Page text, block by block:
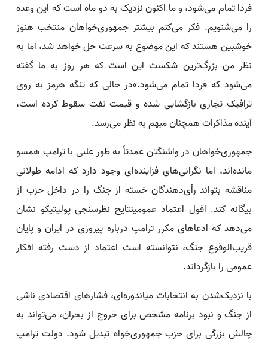
فردا تمام می‌شود، و ما اکنون نزدیک به دو ماه است که این وعده
را می‌شنویم. فکر می‌کنم بیشتر جمهوری‌خواهان منتخب هنوز
خوشبین هستند که این موضوع به سرعت حل خواهد شد، اما به
نظر من بزرگ‌ترین شکست این است که هر روز به ما گفته
می‌شود که فردا تمام می‌شود.»در حالی که تنگه هرمز به روی
ترافیک تجاری بازگشایی شده و قیمت نفت سقوط کرده است،
آینده مذاکرات همچنان مبهم به نظر می‌رسد.
جمهوری‌خواهان در واشنگتن عمدتاً به طور علنی با ترامپ همسو
مانده‌اند، اما نگرانی‌های فزاینده‌ای وجود دارد که ادامه طولانی
مناقشه بتواند رأی‌دهندگان خسته از جنگ را در داخل حزب از
بیگانه کند. افول اعتماد عمومینتایج نظرسنجی پولیتیکو نشان
می‌دهد که ادعاهای مکرر ترامپ درباره پیروزی در ایران و پایان
قریب‌الوقوع جنگ، نتوانسته است اعتماد از دست رفته افکار
عمومی را بازگرداند.
با نزدیک‌شدن به انتخابات میاندوره‌ای، فشارهای اقتصادی ناشی
از جنگ و نبود برنامه مشخص برای خروج از بحران، می‌تواند به
چالش بزرگی برای حزب جمهوری‌خواه تبدیل شود. دولت ترامپ